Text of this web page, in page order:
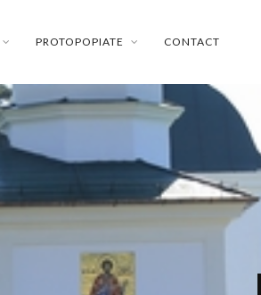
PROTOPOPIATE CONTACT